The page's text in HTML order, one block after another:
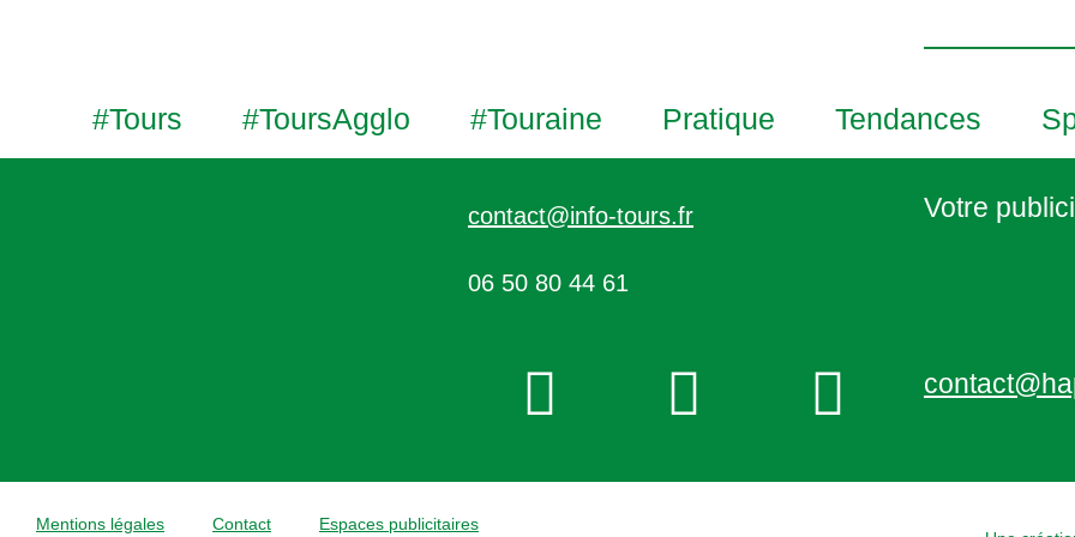
V
e
#Tours #ToursAgglo #Touraine Pratique Tendances
contact@info-tours.fr
06 50 80 44 61
Votre
Mentions légales Contact Espaces publicitaires